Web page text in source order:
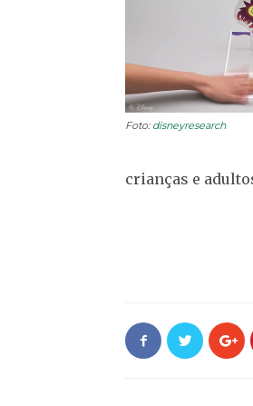
Foto: disneyresearch
crianças e